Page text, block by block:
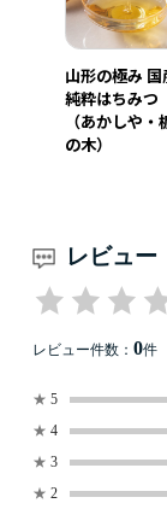
山形の極み 国
純粋はちみつ
（あかしや・
の木）
レビュー
レビュー件数： 0件
★ 5
★ 4
★ 3
★ 2